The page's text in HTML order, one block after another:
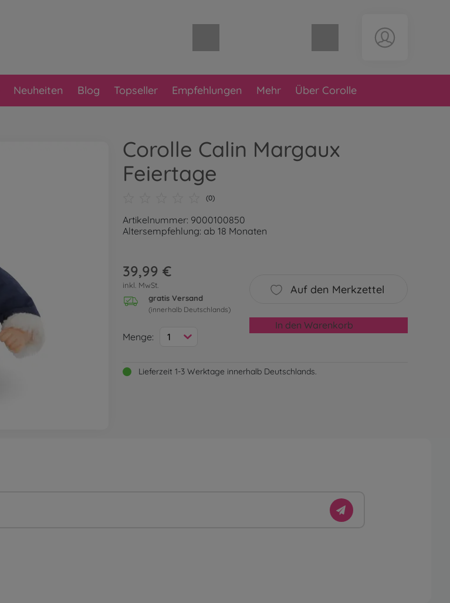
Warenkorb leer
Neuheiten Blog Topseller Empfehlungen Mehr Über Corolle
Corolle Calin Margaux
Feiertage
(0)
Artikelnummer: 9000100850
Altersempfehlung: ab 18 Monaten
39,99 €
inkl. MwSt.
gratis Versand
(innerhalb Deutschlands)
Menge: 1
Auf den Merkzettel
In den Warenkorb
Lieferzeit 1-3 Werktage innerhalb Deutschlands.